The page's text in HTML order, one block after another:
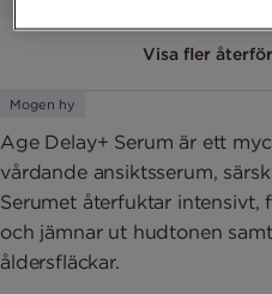
Visa fler
Mogen hy
Age Delay+ Serum är ett
vårdande ansiktsserum,
Serumet återfuktar
och jämnar ut hudtonen
åldersfläckar.